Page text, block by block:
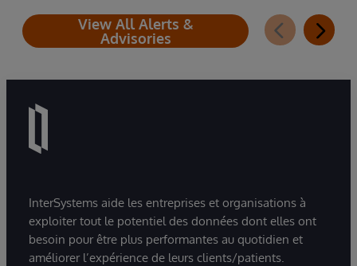
View All Alerts &
Advisories
InterSystems aide les entreprises et organisations à
exploiter tout le potentiel des données dont elles ont
besoin pour être plus performantes au quotidien et
améliorer l’expérience de leurs clients/patients.